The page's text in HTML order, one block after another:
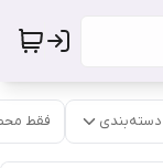
دسته‌بندی فقط